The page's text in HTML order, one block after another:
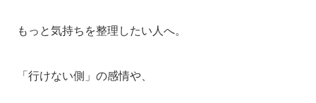
もっと気持ちを整理したい人へ。
「行けない側」の感情や、